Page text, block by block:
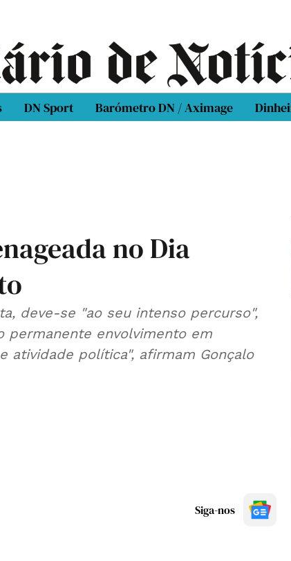
DN Sport Barómetro DN / Aximage
no Dia
deve-se "ao seu intenso percurso",
permanente envolvimento em
atividade política", afirmam Gonçalo
Siga-nos